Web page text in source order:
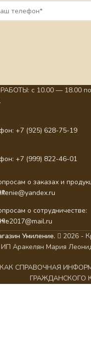
с 10.00 — 18.00 по
+7 (925) 628-75-19
+7 (999) 822-46-01
о заказах и
о сотрудничестве:
Умиление.
2026 -
ИП Аракелян Мария
СПРАВОЧНАЯ
ГРАЖДАНСКОГО